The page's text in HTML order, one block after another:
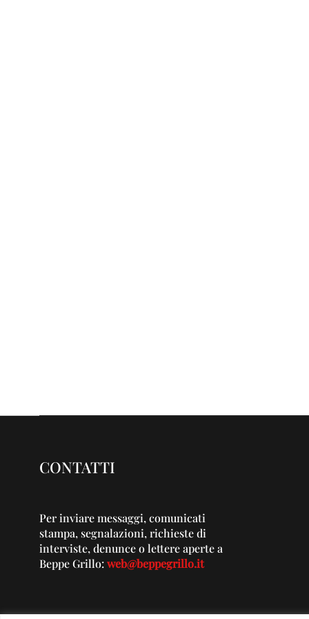
CONTATTI
Per inviare messaggi, comunicati
stampa, segnalazioni, richieste di
interviste, denunce o lettere aperte a
Beppe Grillo:web@beppegrillo.it